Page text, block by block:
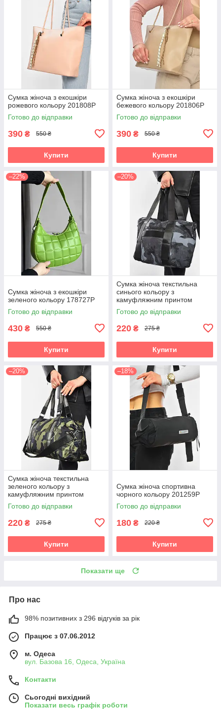
Сумка жіноча з екошкіри
рожевого кольору 201808P
Готово до відправки
390 ₴ 550 ₴
Купити
Сумка жіноча з екошкіри
бежевого кольору 201806P
Готово до відправки
390 ₴ 550 ₴
Купити
–22%
Сумка жіноча з екошкіри
зеленого кольору 178727P
Готово до відправки
430 ₴ 550 ₴
Купити
–20%
Сумка жіноча текстильна
синього кольору з
камуфляжним принтом
192088P
Готово до відправки
220 ₴ 275 ₴
Купити
–20%
Сумка жіноча текстильна
зеленого кольору з
камуфляжним принтом
192095P
Готово до відправки
220 ₴ 275 ₴
Купити
–18%
Сумка жіноча спортивна
чорного кольору 201259P
Готово до відправки
180 ₴ 220 ₴
Купити
Показати ще
Про нас
98% позитивних з 296 відгуків за рік
Працює з 07.06.2012
м. Одеса
вул. Базова 16, Одеса, Україна
Контакти
Сьогодні вихідний
Показати весь графік роботи